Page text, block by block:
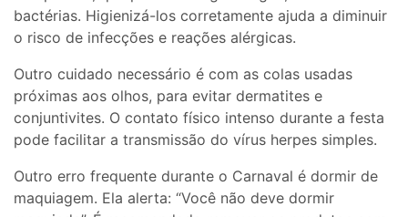
bactérias. Higienizá-los corretamente ajuda a diminuir
o risco de infecções e reações alérgicas.
Outro cuidado necessário é com as colas usadas
próximas aos olhos, para evitar dermatites e
conjuntivites. O contato físico intenso durante a festa
pode facilitar a transmissão do vírus herpes simples.
Outro erro frequente durante o Carnaval é dormir de
maquiagem. Ela alerta: “Você não deve dormir